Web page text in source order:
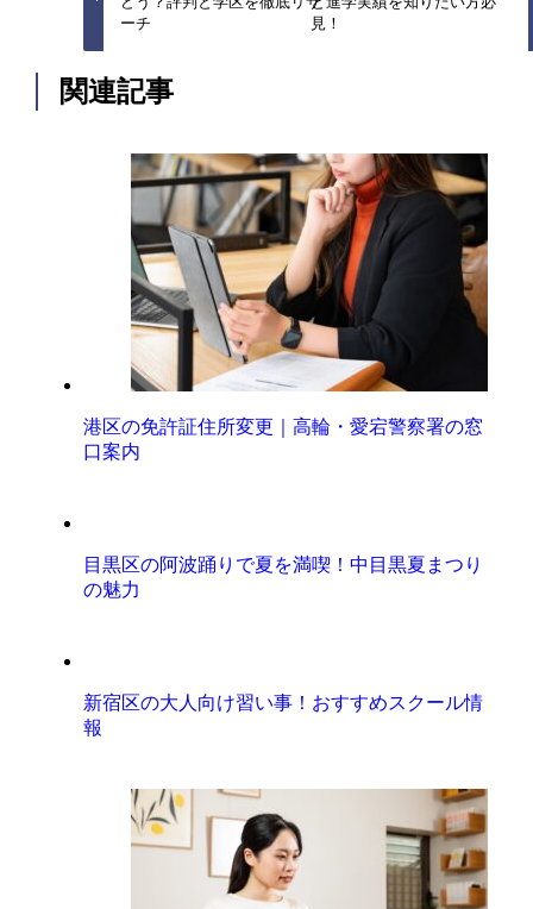
ーチ
見！
関連記事
港区の免許証住所変更｜高輪・愛宕警察署の窓
口案内
目黒区の阿波踊りで夏を満喫！中目黒夏まつり
の魅力
新宿区の大人向け習い事！おすすめスクール情
報